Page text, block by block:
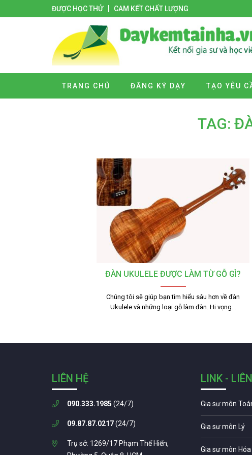
ĐƯỢC HỌC THỬ CAM KẾT CHẤT LƯỢNG
TRANG CHỦ ĐĂNG KÝ DẠY TẠO YÊU
TAG:
ĐÀN UKULELE ĐƯỢC LÀM TỪ GỖ GÌ?
Chúng tôi sẽ giúp bạn tìm hiểu sâu hơn về đàn
Ukulele và những loại gỗ làm đàn. Hi vọng…
LIÊN HỆ
090.333.1985 (24/7)
09.87.87.0217(24/7)
Trụ sở: 1269/17 Phạm Thế Hiển,
LINK -
Gia sư môn
Gia sư môn Lý
Gia sư môn Hóa